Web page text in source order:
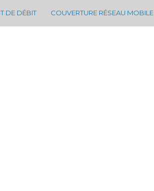
DE DÉBIT COUVERTURE RÉSEAU MOBILE